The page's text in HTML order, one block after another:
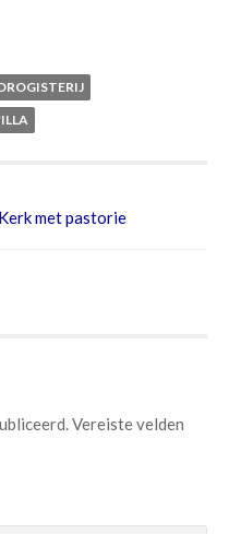
met pastorie
Vereiste velden